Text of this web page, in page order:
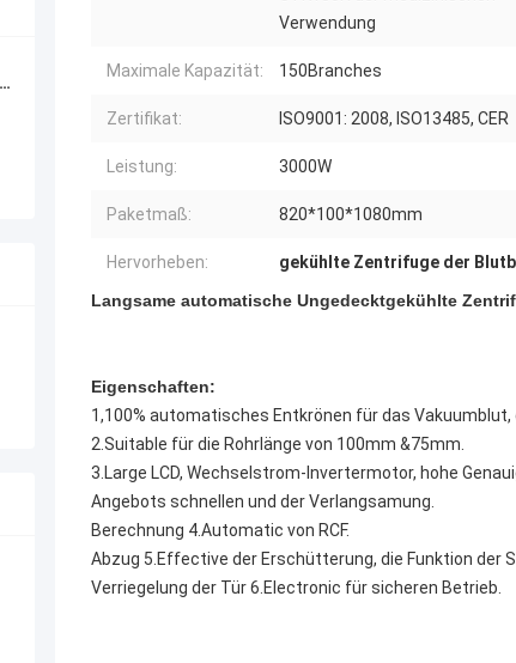
Verwendung
Maximale Kapazität: 150Branches
Zertifikat: ISO9001: 2008, ISO13485, CER
Leistung: 3000W
Paketmaß: 820*100*1080mm
Hervorheben: gekühlte Zentrifuge der
Langsame automatische Ungedecktgekühlte
Eigenschaften:
1,100% automatisches Entkrönen für das
2.Suitable für die Rohrlänge von 100mm &75mm.
3.Large LCD, Wechselstrom-Invertermotor, hohe
Angebots schnellen und der Verlangsamung.
Berechnung 4.Automatic von RCF.
Abzug 5.Effective der Erschütterung, die Funktion der
Verriegelung der Tür 6.Electronic für sicheren Betrieb.